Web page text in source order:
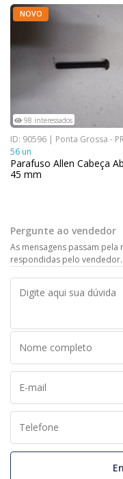
NOVO
98 interessados
ID: 90596 | Ponta Grossa -
56 un
Parafuso Allen Cabeça
45 mm
Pergunte ao vendedor
As mensagens passam
respondidas pelo vendedor.